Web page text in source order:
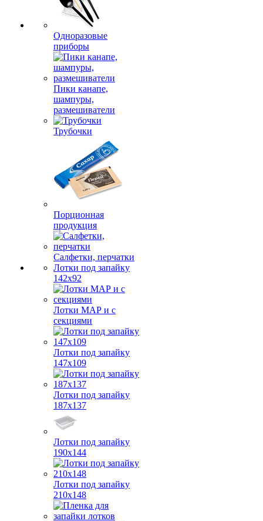
Одноразовые
приборы
Пики канапе,
шампуры,
размешиватели
Трубочки
Порционная
продукция
Салфетки, перчатки
Лотки под запайку
142х92
Лотки МАР и с
секциями
Лотки под запайку
147х109
Лотки под запайку
187х137
Лотки под запайку
190х144
Лотки под запайку
210х148